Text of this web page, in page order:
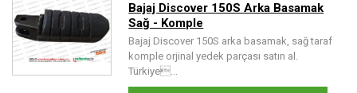
Bajaj Discover 150S Arka Basamak
Sağ - Komple
Bajaj Discover 150S arka basamak, sağ taraf
komple orjinal yedek parçası satın al.
Türkiye...